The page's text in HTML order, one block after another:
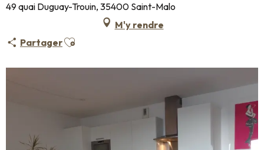
49 quai Duguay-Trouin, 35400 Saint-Malo
M'y rendre
PartagerAjouter aux favoris